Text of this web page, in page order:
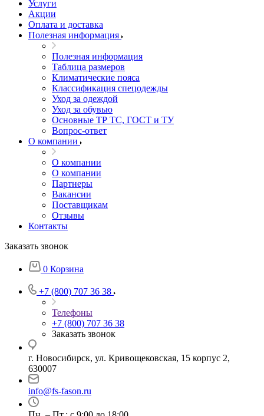
Услуги
Акции
Оплата и доставка
Полезная информация
Полезная информация
Таблица размеров
Климатические пояса
Классификация спецодежды
Уход за одеждой
Уход за обувью
Основные ТР ТС, ГОСТ и ТУ
Вопрос-ответ
О компании
О компании
О компании
Партнеры
Вакансии
Поставщикам
Отзывы
Контакты
Заказать звонок
0 Корзина
+7 (800) 707 36 38
Телефоны
+7 (800) 707 36 38
Заказать звонок
г. Новосибирск, ул. Кривощековская, 15 корпус 2,
630007
info@fs-fason.ru